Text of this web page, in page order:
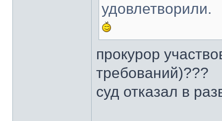
удовлетворили.
прокурор
требований)???
суд отказал в